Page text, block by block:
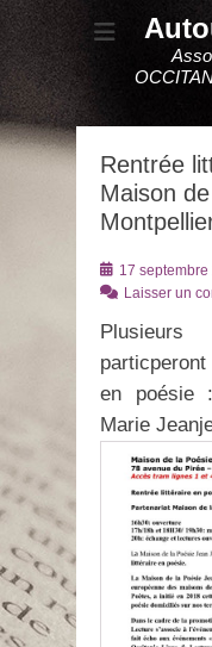
Rentrée
Maison
Posté
le
17 septembre
Laisser un
en poésie
Marie